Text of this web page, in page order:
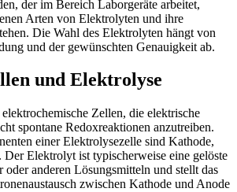
der im Bereich Laborgeräte arbeitet,
Arten von Elektrolyten und ihre
Die Wahl des Elektrolyten hängt von
und der gewünschten Genauigkeit ab.
und Elektrolyse
Zellen, die elektrische
spontane Redoxreaktionen anzutreiben.
einer Elektrolysezelle sind Kathode,
Elektrolyt ist typischerweise eine gelöste
oder anderen Lösungsmitteln und stellt das
zwischen Kathode und Anode